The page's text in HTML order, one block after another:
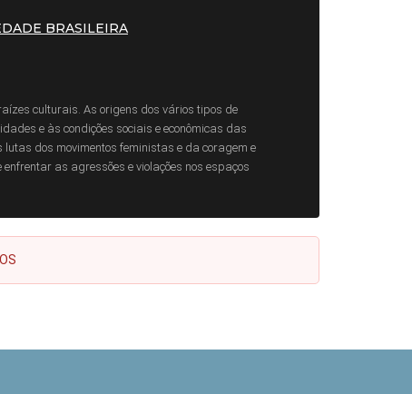
BRASILEIRA
culturais. As origens dos vários tipos de
e às condições sociais e econômicas das
dos movimentos feministas e da coragem e
as agressões e violações nos espaços